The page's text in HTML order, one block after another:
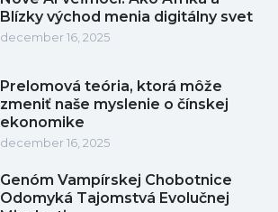
Blízky východ menia digitálny svet
december 16, 2025
Prelomová teória, ktorá môže
zmeniť naše myslenie o čínskej
ekonomike
december 16, 2025
Genóm Vampírskej Chobotnice
Odomyká Tajomstvá Evolučnej